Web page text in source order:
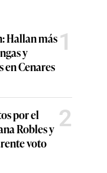
Hallan más
y
Cenares
1
por el
Robles y
voto
2